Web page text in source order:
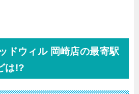
ドウィル 岡崎店の最寄駅
は!?